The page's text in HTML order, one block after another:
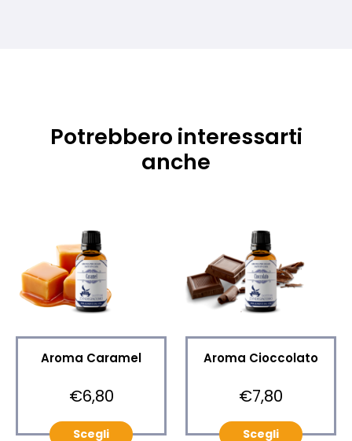
Potrebbero interessarti
anche
Aroma Caramel
€6,80
Scegli
Aroma Cioccolato
€7,80
Scegli